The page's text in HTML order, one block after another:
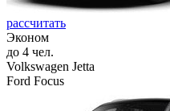
рассчитать
Эконом
до 4 чел.
Volkswagen Jetta
Ford Focus